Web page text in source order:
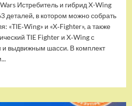
Истребитель и гибрид X-Wing
деталей, в котором можно собрать
«TIE‑Wing» и «X‑Fighter», а также
TIE Fighter и X‑Wing с
выдвижным шасси. В комплект